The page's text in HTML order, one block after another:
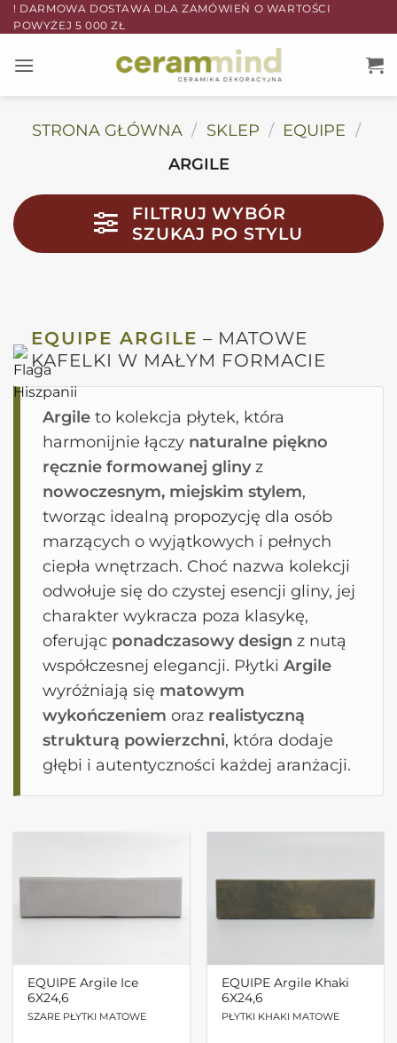
Przewiń
do
! DARMOWA DOSTAWA DLA ZAMÓWIEŃ O WARTOŚCI
POWYŻEJ 5 000 ZŁ
STRONA GŁÓWNA / SKLEP / EQUIPE
/
ARGILE
FILTRUJ WYBÓR
SZUKAJ PO STYLU
EQUIPE ARGILE – MATOWE
KAFELKI W MAŁYM FORMACIE
Argile to kolekcja płytek, która
harmonijnie łączy naturalne piękno
ręcznie formowanej glinyz
nowoczesnym, miejskim stylem,
tworząc idealną propozycję dla osób
marzących o wyjątkowych i pełnych
ciepła wnętrzach. Choć nazwa kolekcji
odwołuje się do czystej esencji gliny, jej
charakter wykracza poza klasykę,
oferując ponadczasowy design z nutą
współczesnej elegancji. Płytki Argile
wyróżniają się matowym
wykończeniem oraz realistyczną
strukturą powierzchni, która dodaje
głębi i autentyczności każdej aranżacji.
EQUIPE Argile Ice
6X24,6
SZARE PŁYTKI MATOWE
EQUIPE Argile Khaki
6X24,6
PŁYTKI KHAKI MATOWE